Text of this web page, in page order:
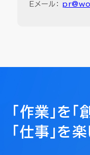
Eメール：
「作業」を
「仕事」を